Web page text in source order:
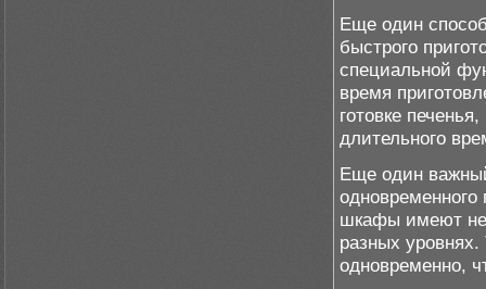
Еще один
быстрого
специальной
время
готовке
длительного
Еще один
шкафы имеют
разных
одновременно,